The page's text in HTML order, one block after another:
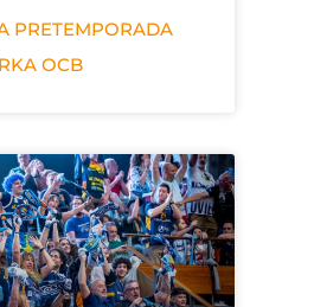
PRETEMPORADA
OCB